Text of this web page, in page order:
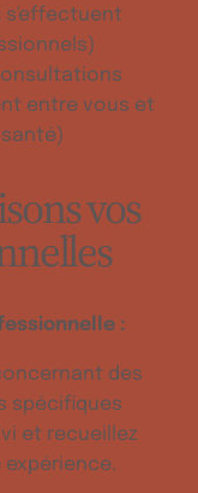
s'effectuent
entre vous et
vos
:
des
spécifiques
et recueillez